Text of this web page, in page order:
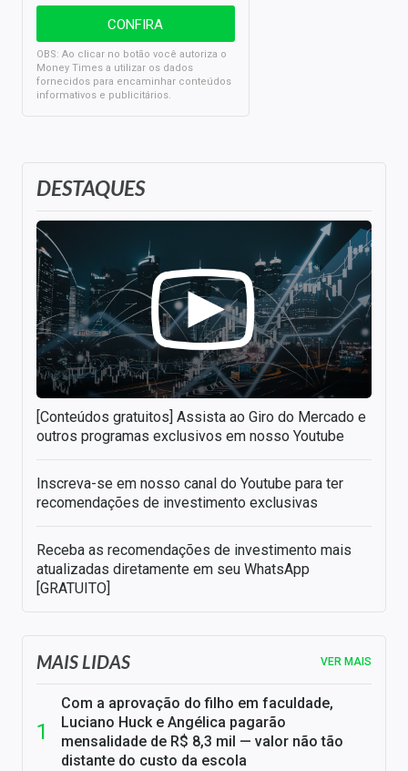
DESTAQUES
[Conteúdos gratuitos] Assista ao Giro do Mercado e
outros programas exclusivos em nosso Youtube
Inscreva-se em nosso canal do Youtube para ter
recomendações de investimento exclusivas
Receba as recomendações de investimento mais
atualizadas diretamente em seu WhatsApp
[GRATUITO]
OBS: Ao clicar no botão você autoriza o
Money Times a utilizar os dados
fornecidos para encaminhar conteúdos
informativos e publicitários.
MAIS LIDAS VER MAIS
Com a aprovação do filho em faculdade,
Luciano Huck e Angélica pagarão
mensalidade de R$ 8,3 mil — valor não tão
distante do custo da escola